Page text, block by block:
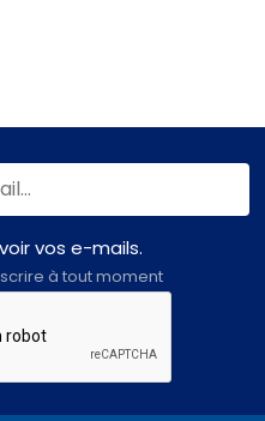
vos e-mails.
à tout moment